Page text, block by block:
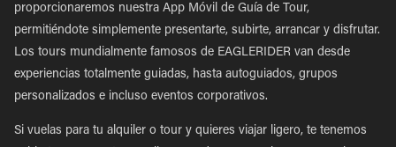
proporcionaremos nuestra App Móvil de Guía de Tour,
permitiéndote simplemente presentarte, subirte, arrancar y disfrutar.
Los tours mundialmente famosos de EAGLERIDER van desde
experiencias totalmente guiadas, hasta autoguiados, grupos
personalizados e incluso eventos corporativos.
Si vuelas para tu alquiler o tour y quieres viajar ligero, te tenemos